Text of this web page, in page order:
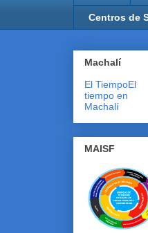
Centros de
Machalí
El TiempoEl
tiempo en
Machalí
MAISF